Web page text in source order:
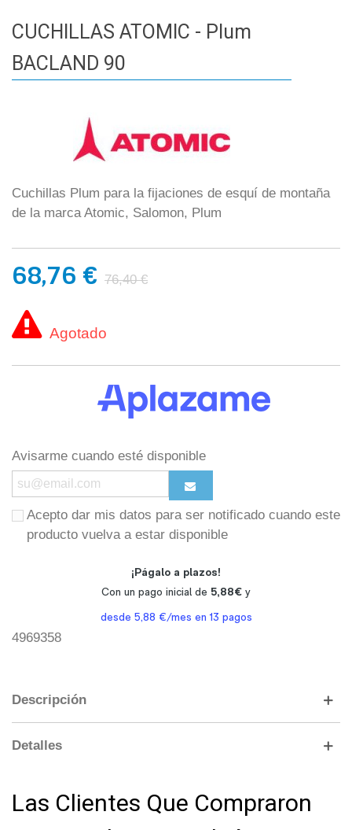
CUCHILLAS ATOMIC - Plum
BACLAND 90
Cuchillas Plum para la fijaciones de esquí de montaña
de la marca Atomic, Salomon, Plum
68,76 € 76,40 €
Agotado
Avisarme cuando esté disponible
Acepto dar mis datos para ser notificado cuando este
producto vuelva a estar disponible
4969358
Descripción
Detalles
Las Clientes Que Compraron